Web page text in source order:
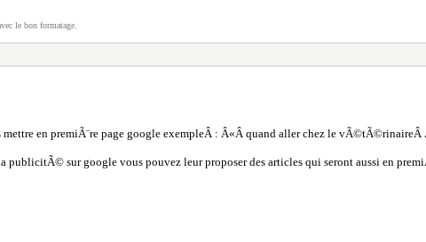
le bon formatage.
en premiÃ¨re page google exempleÂ : Â«Â quand aller chez le vÃ©tÃ©rinaireÂ
publicitÃ© sur google vous pouvez leur proposer des articles qui seront aussi en